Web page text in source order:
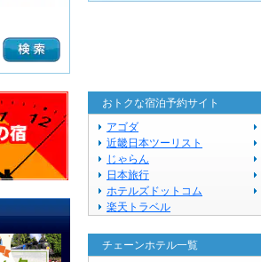
おトクな宿泊予約サイト
アゴダ
近畿日本ツーリスト
じゃらん
日本旅行
ホテルズドットコム
楽天トラベル
チェーンホテル一覧